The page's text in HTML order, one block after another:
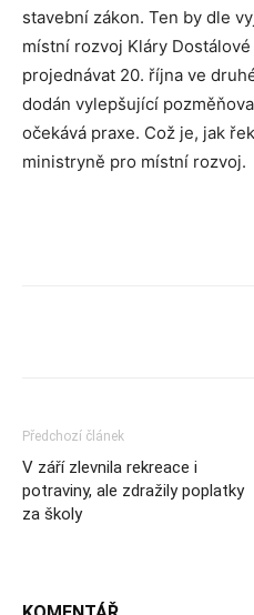
stavební zákon. Ten by dle
místní rozvoj Kláry
projednávat 20. října ve
dodán vylepšující
očekává praxe. Což je, jak
ministryně pro místní rozvoj.
Předchozí článek
V září zlevnila rekreace i
potraviny, ale zdražily poplatky
za školy